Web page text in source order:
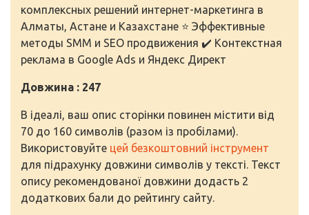
комплексных решений интернет-маркетинга в
Алматы, Астане и Казахстане ⭐ Эффективные
методы SMM и SEO продвижения ✔️ Контекстная
реклама в Google Ads и Яндекс Директ
Довжина : 247
В ідеалі, ваш опис сторінки повинен містити від
70 до 160 символів (разом із пробілами).
Використовуйте цей безкоштовний інструмент
для підрахунку довжини символів у тексті. Текст
опису рекомендованої довжини додасть 2
додаткових бали до рейтингу сайту.